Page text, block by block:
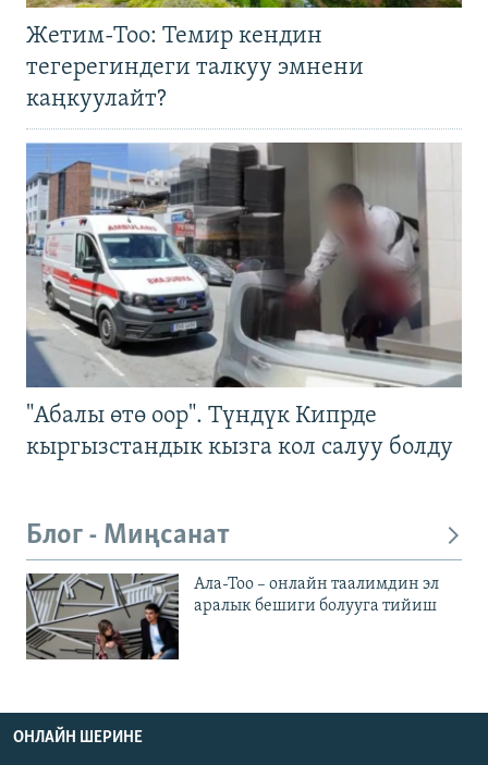
Жетим-Тоо: Темир кендин
тегерегиндеги талкуу эмнени
каңкуулайт?
"Абалы өтө оор". Түндүк Кипрде
кыргызстандык кызга кол салуу болду
Блог - Миңсанат
Ала-Тоо – онлайн таалимдин эл
аралык бешиги болууга тийиш
ОНЛАЙН ШЕРИНЕ